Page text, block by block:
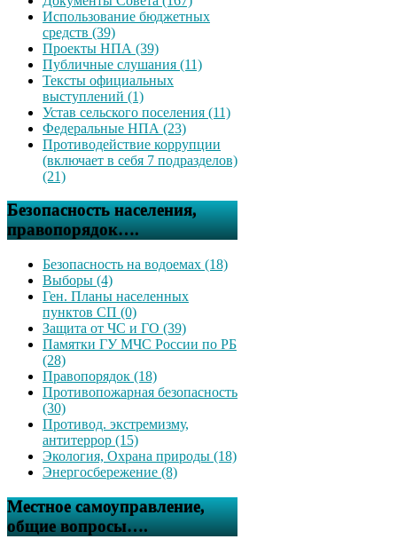
Использование бюджетных
средств (39)
Проекты НПА (39)
Публичные слушания (11)
Тексты официальных
выступлений (1)
Устав сельского поселения (11)
Федеральные НПА (23)
Противодействие коррупции
(включает в себя 7 подразделов)
(21)
Безопасность населения,
правопорядок….
Безопасность на водоемах (18)
Выборы (4)
Ген. Планы населенных
пунктов СП (0)
Защита от ЧС и ГО (39)
Памятки ГУ МЧС России по РБ
(28)
Правопорядок (18)
Противопожарная безопасность
(30)
Противод. экстремизму,
антитеррор (15)
Экология, Охрана природы (18)
Энергосбережение (8)
Местное самоуправление,
общие вопросы….